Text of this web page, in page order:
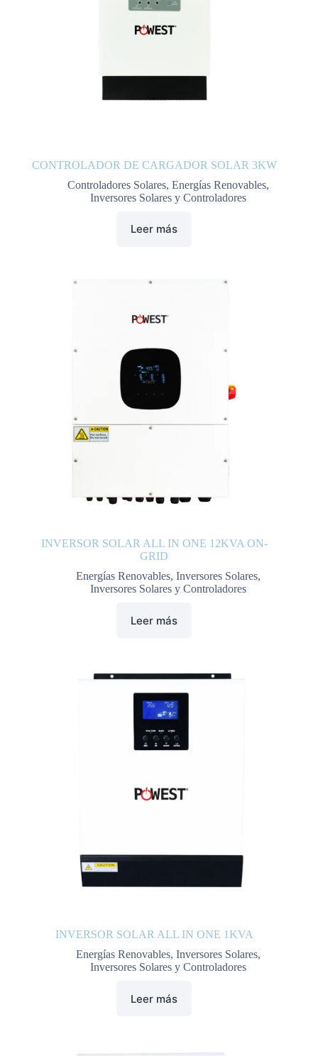
CONTROLADOR DE CARGADOR SOLAR 3KW
Controladores Solares,Energías Renovables,
Inversores Solares y Controladores
Leer más
INVERSOR SOLAR ALL IN ONE 12KVA ON-
GRID
Energías Renovables,Inversores Solares,
Inversores Solares y Controladores
Leer más
INVERSOR SOLAR ALL IN ONE 1KVA
Energías Renovables,Inversores Solares,
Inversores Solares y Controladores
Leer más